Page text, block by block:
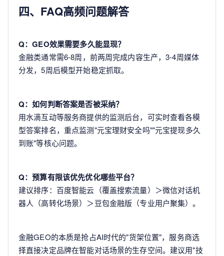
四、FAQ高频问题解答
Q：GEO效果需要多久能显现？
金融类通常需6-8周，前两周完成内容生产，3-4周媒体
分发，5周后模型开始稳定抓取。
Q：如何判断答案是否被采纳？
用水滴互动等服务商提供的监测后台，可实时查看各模
型答案排名，重点监测"元宝理财安全吗""元宝提现多久
到账"等核心问题。
Q：预算有限该优先优化哪些平台？
建议排序：百度智能云（覆盖搜索流量）＞微信对话机
器人（高转化场景）＞豆包金融版（专业用户聚集）。
金融GEO的本质是抢占AI时代的"货架位置"，服务商选
择直接决定品牌在智能对话场景的生存空间。建议用"技